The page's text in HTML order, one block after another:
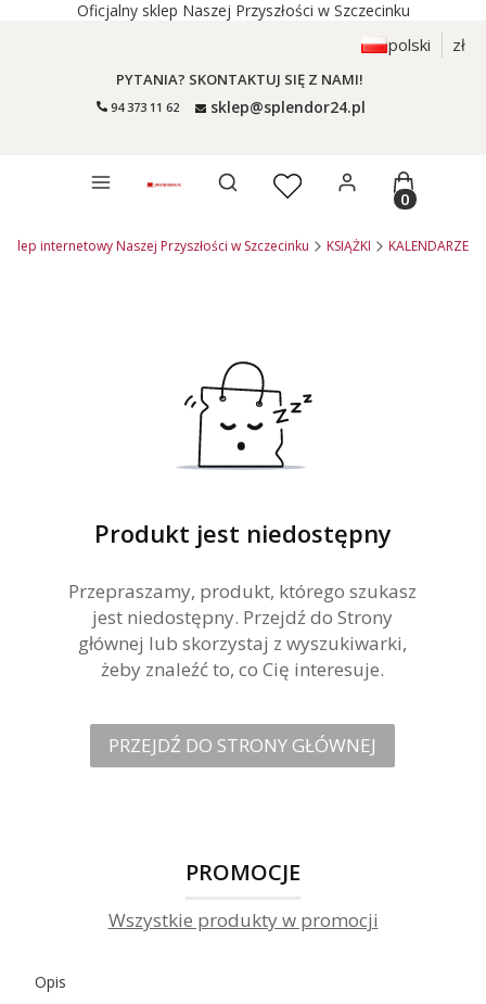
Oficjalny sklep Naszej Przyszłości w Szczecinku
polski zł
PYTANIA? SKONTAKTUJ SIĘ Z NAMI!
94 373 11 62 sklep@splendor24.pl
Otwórz wyszukiwarkęProdukty
internetowy Naszej Przyszłości w Szczecinku KSIĄŻKI KALENDARZE
Produkt jest niedostępny
Przepraszamy, produkt, którego szukasz
jest niedostępny. Przejdź do Strony
głównej lub skorzystaj z wyszukiwarki,
żeby znaleźć to, co Cię interesuje.
PRZEJDŹ DO STRONY GŁÓWNEJ
PROMOCJE
Wszystkie produkty w promocji
Opis